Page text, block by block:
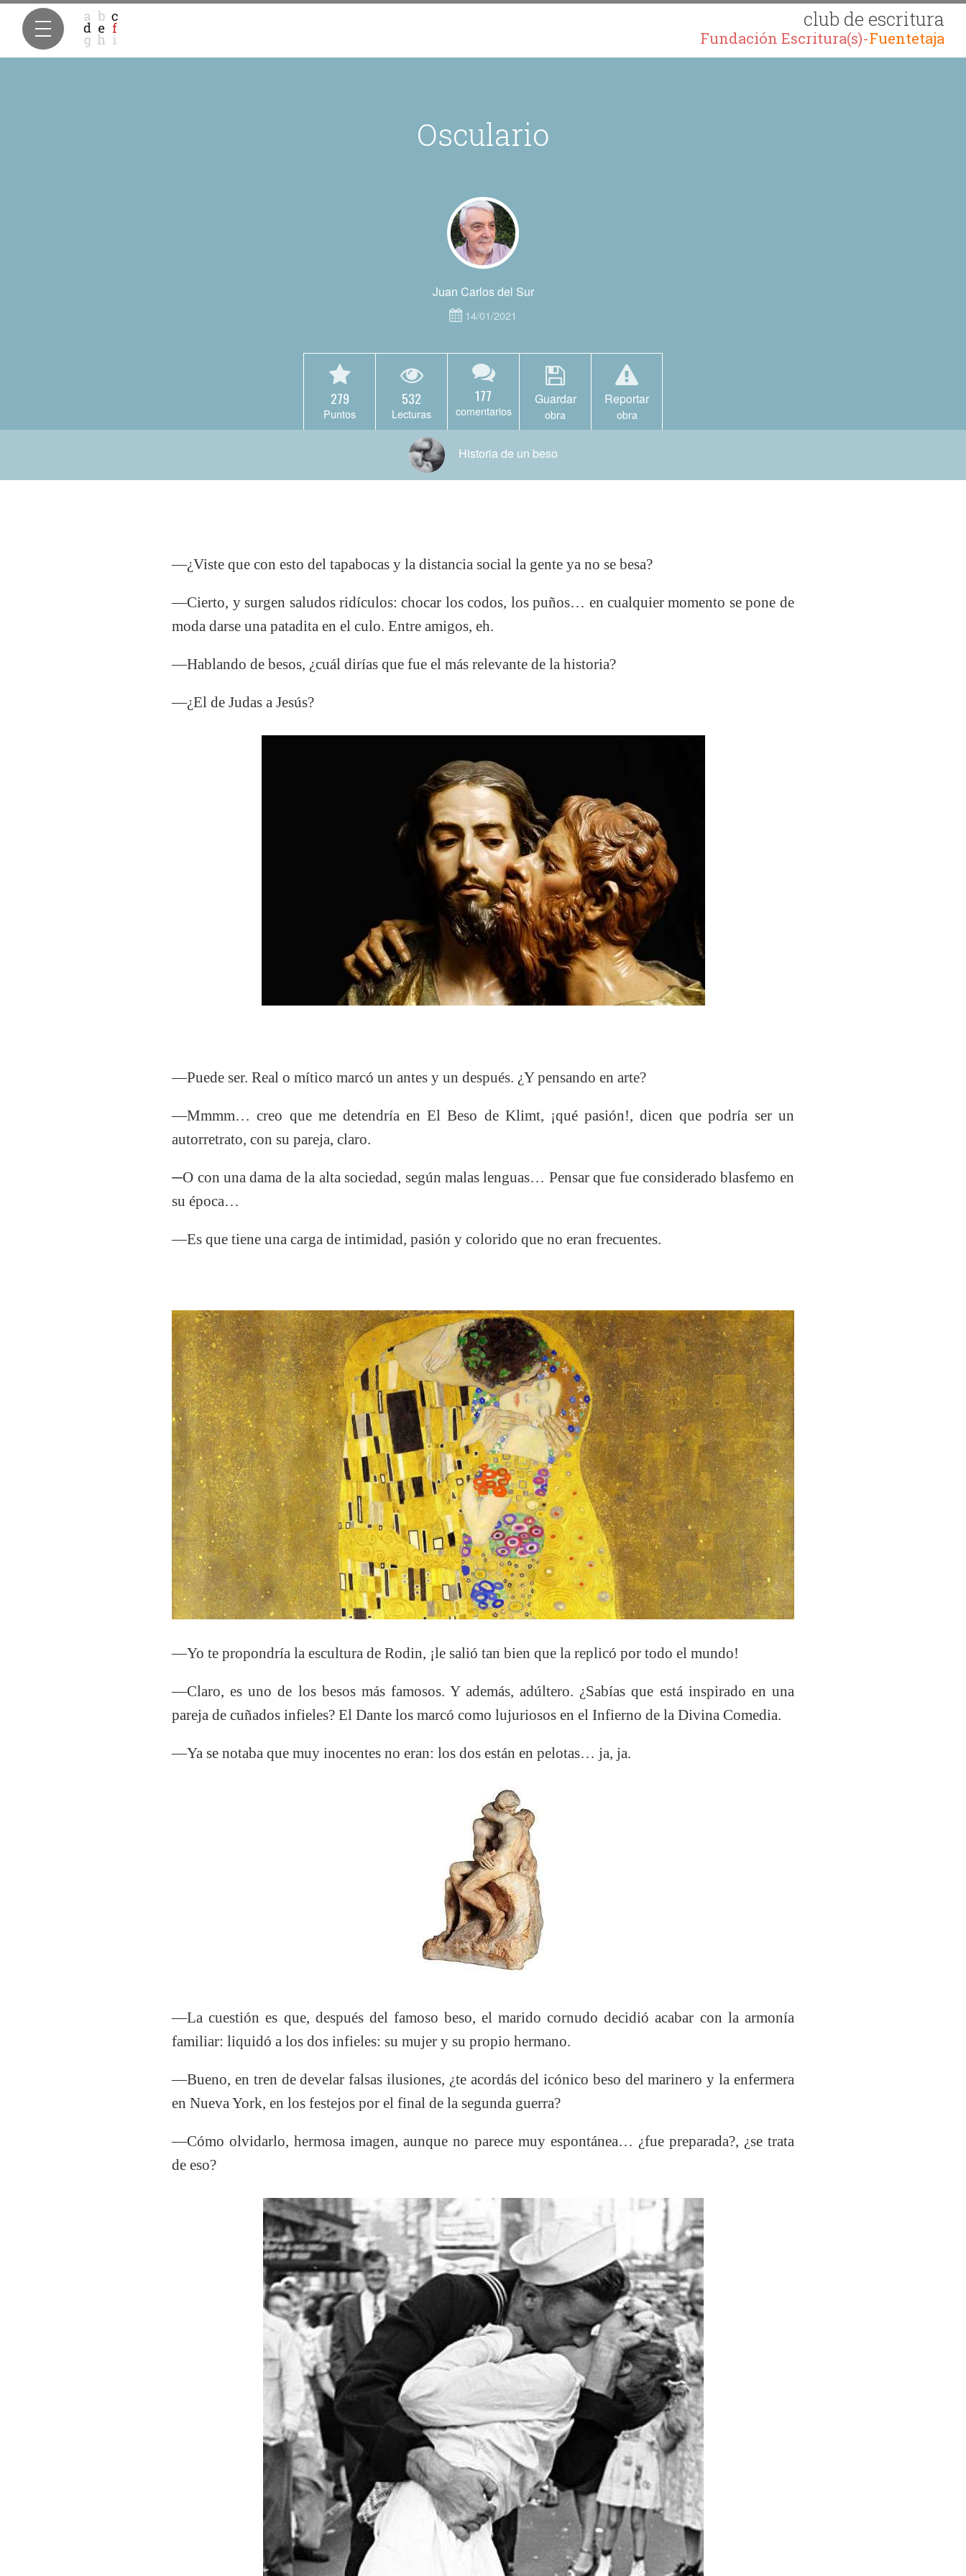
club de escritura
Fundación Escritura(s)-Fuentetaja
Osculario
Juan Carlos del Sur
14/01/2021
279
Puntos
532
Lecturas
177
comentarios
Guardar
obra
Reportar
obra
Historia de un beso
―¿Viste que con esto del tapabocas y la distancia social la gente ya no se besa?
―Cierto, y surgen saludos ridículos: chocar los codos, los puños… en cualquier momento se pone de
moda darse una patadita en el culo. Entre amigos, eh.
―Hablando de besos, ¿cuál dirías que fue el más relevante de la historia?
―¿El de Judas a Jesús?
―Puede ser. Real o mítico marcó un antes y un después. ¿Y pensando en arte?
―Mmmm… creo que me detendría en El Beso de Klimt, ¡qué pasión!, dicen que podría ser un
autorretrato, con su pareja, claro.
─O con una dama de la alta sociedad, según malas lenguas… Pensar que fue considerado blasfemo en
su época…
―Es que tiene una carga de intimidad, pasión y colorido que no eran frecuentes.
―Yo te propondría la escultura de Rodin, ¡le salió tan bien que la replicó por todo el mundo!
―Claro, es uno de los besos más famosos. Y además, adúltero. ¿Sabías que está inspirado en una
pareja de cuñados infieles? El Dante los marcó como lujuriosos en el Infierno de la Divina Comedia.
―Ya se notaba que muy inocentes no eran: los dos están en pelotas… ja, ja.
―La cuestión es que, después del famoso beso, el marido cornudo decidió acabar con la armonía
familiar: liquidó a los dos infieles: su mujer y su propio hermano.
―Bueno, en tren de develar falsas ilusiones, ¿te acordás del icónico beso del marinero y la enfermera
en Nueva York, en los festejos por el final de la segunda guerra?
―Cómo olvidarlo, hermosa imagen, aunque no parece muy espontánea… ¿fue preparada?, ¿se trata
de eso?